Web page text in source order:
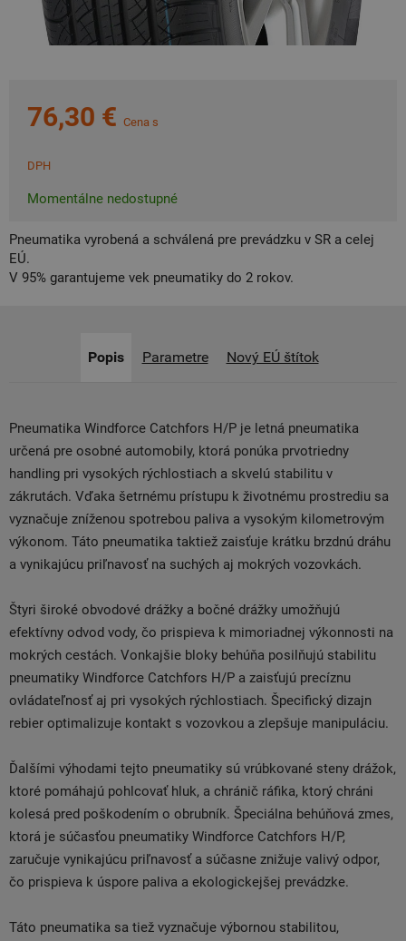
76,30 € Cena s
DPH
Momentálne nedostupné
Pneumatika vyrobená a schválená pre prevádzku v SR a celej
EÚ.
V 95% garantujeme vek pneumatiky do 2 rokov.
Popis Parametre Nový EÚ štítok
Pneumatika Windforce Catchfors H/P je letná pneumatika
určená pre osobné automobily, ktorá ponúka prvotriedny
handling pri vysokých rýchlostiach a skvelú stabilitu v
zákrutách. Vďaka šetrnému prístupu k životnému prostrediu sa
vyznačuje zníženou spotrebou paliva a vysokým kilometrovým
výkonom. Táto pneumatika taktiež zaisťuje krátku brzdnú dráhu
a vynikajúcu priľnavosť na suchých aj mokrých vozovkách.
Štyri široké obvodové drážky a bočné drážky umožňujú
efektívny odvod vody, čo prispieva k mimoriadnej výkonnosti na
mokrých cestách. Vonkajšie bloky behúňa posilňujú stabilitu
pneumatiky Windforce Catchfors H/P a zaisťujú precíznu
ovládateľnosť aj pri vysokých rýchlostiach. Špecifický dizajn
rebier optimalizuje kontakt s vozovkou a zlepšuje manipuláciu.
Ďalšími výhodami tejto pneumatiky sú vrúbkované steny drážok,
ktoré pomáhajú pohlcovať hluk, a chránič ráfika, ktorý chráni
kolesá pred poškodením o obrubník. Špeciálna behúňová zmes,
ktorá je súčasťou pneumatiky Windforce Catchfors H/P,
zaručuje vynikajúcu priľnavosť a súčasne znižuje valivý odpor,
čo prispieva k úspore paliva a ekologickejšej prevádzke.
Táto pneumatika sa tiež vyznačuje výbornou stabilitou,